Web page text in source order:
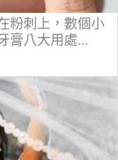
粉刺上，數個小
膏八大用處...